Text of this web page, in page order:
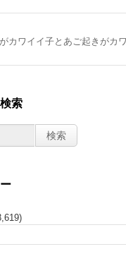
カワイイ子とあご起きがカ
索